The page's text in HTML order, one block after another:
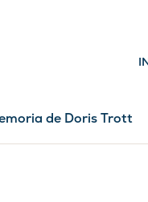
de Doris Trott